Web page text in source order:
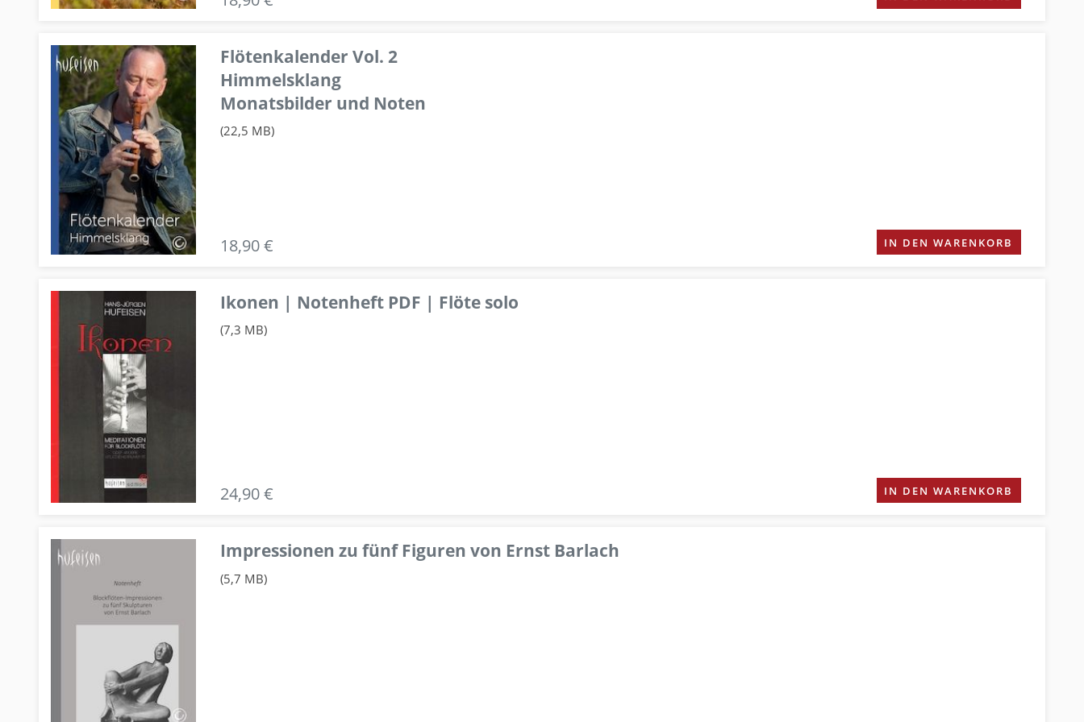
Flötenkalender Vol. 2
Himmelsklang
Monatsbilder und Noten
(22,5 MB)
18,90 € IN DEN WARENKORB
Ikonen | Notenheft PDF | Flöte solo
(7,3 MB)
24,90 € IN DEN WARENKORB
Impressionen zu fünf Figuren von Ernst Barlach
(5,7 MB)